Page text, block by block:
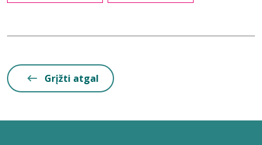
Grįžti atgal